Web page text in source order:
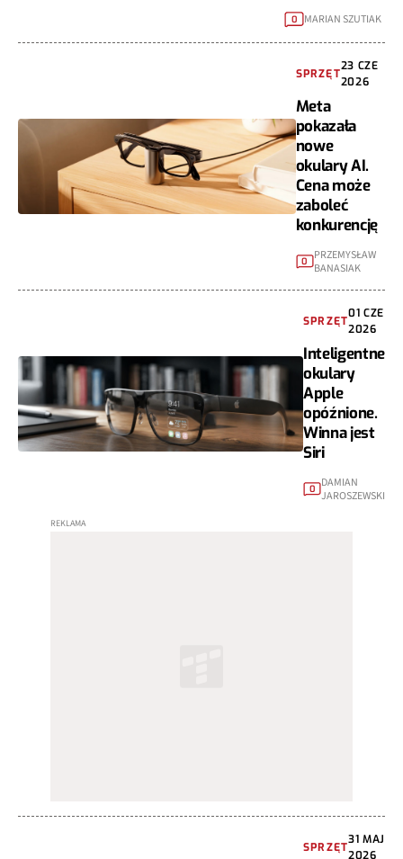
0 MARIAN SZUTIAK
SPRZĘT
23 CZE
2026
Meta
pokazała
nowe
okulary AI.
Cena może
zaboleć
konkurencję
0 PRZEMYSŁAW
BANASIAK
SPRZĘT
01 CZE
2026
Inteligentne
okulary
Apple
opóźnione.
Winna jest
Siri
0
DAMIAN
JAROSZEWSKI
SPRZĘT
31 MAJ
2026